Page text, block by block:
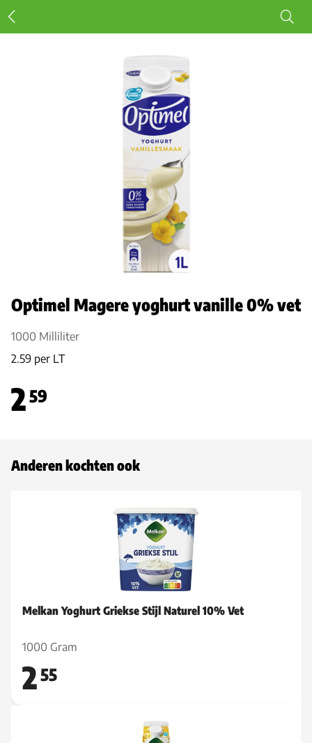
Optimel Magere yoghurt vanille 0% vet
1000 Milliliter
2.59 per LT
259
Anderen kochten ook
Melkan Yoghurt Griekse Stijl Naturel 10% Vet
1000 Gram
255